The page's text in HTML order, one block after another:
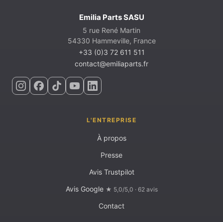
Emilia Parts SASU
5 rue René Martin
54330 Hammeville, France
+33 (0)3 72 611 511
contact@emiliaparts.fr
L'ENTREPRISE
À propos
Presse
Avis Trustpilot
Avis Google ★ 5,0/5,0 · 62 avis
Contact